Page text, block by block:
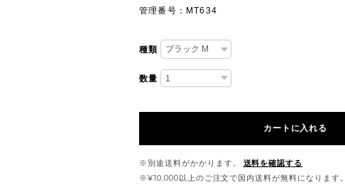
管理番号：MT634
種類
数量
カートに入れる
※別途送料がかかります。
送料を確認する
※¥10,000以上のご注文で国内送料が無料になります。